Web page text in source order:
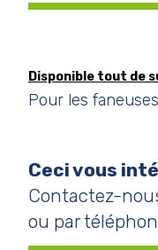
Disponible tout de
Pour les
Ceci vous
Contactez-
ou par